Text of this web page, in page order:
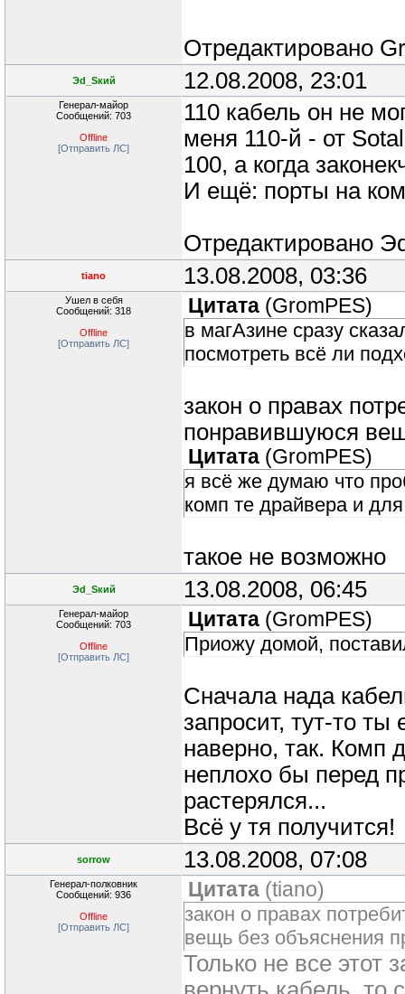
Отредактировано
Эd_Sкий 12.08.2008, 23:01
Генерал-майор
Сообщений: 703
Offline
[Отправить ЛС]
110 кабель он не
меня 110-й - от
100, а когда
И ещё: порты на
Отредактировано
tiano 13.08.2008, 03:36
Ушел в себя
Сообщений: 318
Offline
[Отправить ЛС]
Цитата (GromPES)
в магАзине сразу
посмотреть всё ли
закон о правах
понравившуюся
Цитата (GromPES)
я всё же думаю что
комп те драйвера и
такое не возможно
Эd_Sкий 13.08.2008, 06:45
Генерал-майор
Сообщений: 703
Offline
[Отправить ЛС]
Цитата (GromPES)
Приожу домой,
Сначала нада
запросит, тут-то
наверно, так. Комп
неплохо бы перед
растерялся...
Всё у тя получится!
sorrow 13.08.2008, 07:08
Генерал-полковник
Сообщений: 936
Offline
[Отправить ЛС]
Цитата (tiano)
закон о правах
вещь без объяснения
Только не все этот